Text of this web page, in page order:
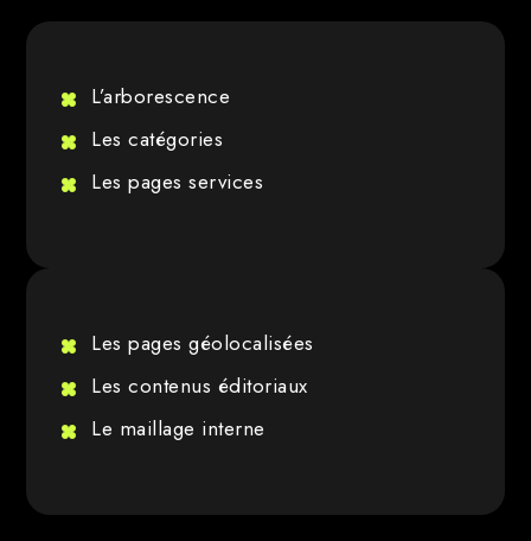
L’arborescence
Les catégories
Les pages services
Les pages géolocalisées
Les contenus éditoriaux
Le maillage interne